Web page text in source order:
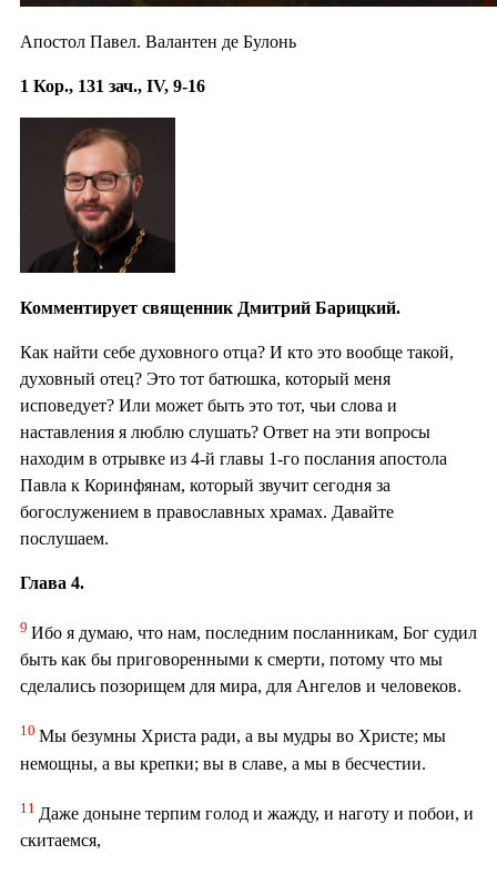
Апостол Павел. Валантен де Булонь
1 Кор., 131 зач., IV, 9-16
Комментирует священник Дмитрий Барицкий.
Как найти себе духовного отца? И кто это вообще такой,
духовный отец? Это тот батюшка, который меня
исповедует? Или может быть это тот, чьи слова и
наставления я люблю слушать? Ответ на эти вопросы
находим в отрывке из 4-й главы 1-го послания апостола
Павла к Коринфянам, который звучит сегодня за
богослужением в православных храмах. Давайте
послушаем.
Глава 4.
9 Ибо я думаю, что нам, последним посланникам, Бог судил
быть как бы приговоренными к смерти, потому что мы
сделались позорищем для мира, для Ангелов и человеков.
10 Мы безумны Христа ради, а вы мудры во Христе; мы
немощны, а вы крепки; вы в славе, а мы в бесчестии.
11 Даже доныне терпим голод и жажду, и наготу и побои, и
скитаемся,